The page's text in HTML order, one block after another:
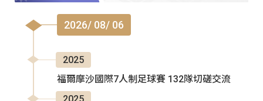
2026/ 08/ 06
2025
福爾摩沙國際7人制足球賽 132隊切磋交流